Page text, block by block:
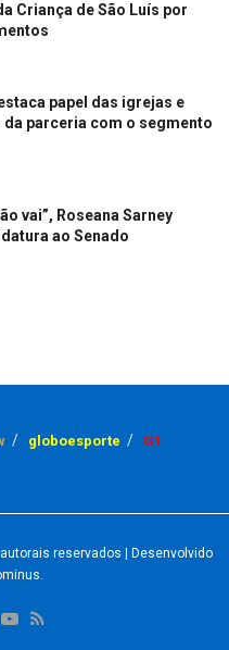
Criança de São Luís por
papel das igrejas e
parceria com o segmento
vai”, Roseana Sarney
ao Senado
globoesporte G1
reservados | Desenvolvido
.